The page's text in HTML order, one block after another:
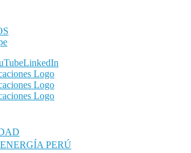
LinkedIn
PERÚ